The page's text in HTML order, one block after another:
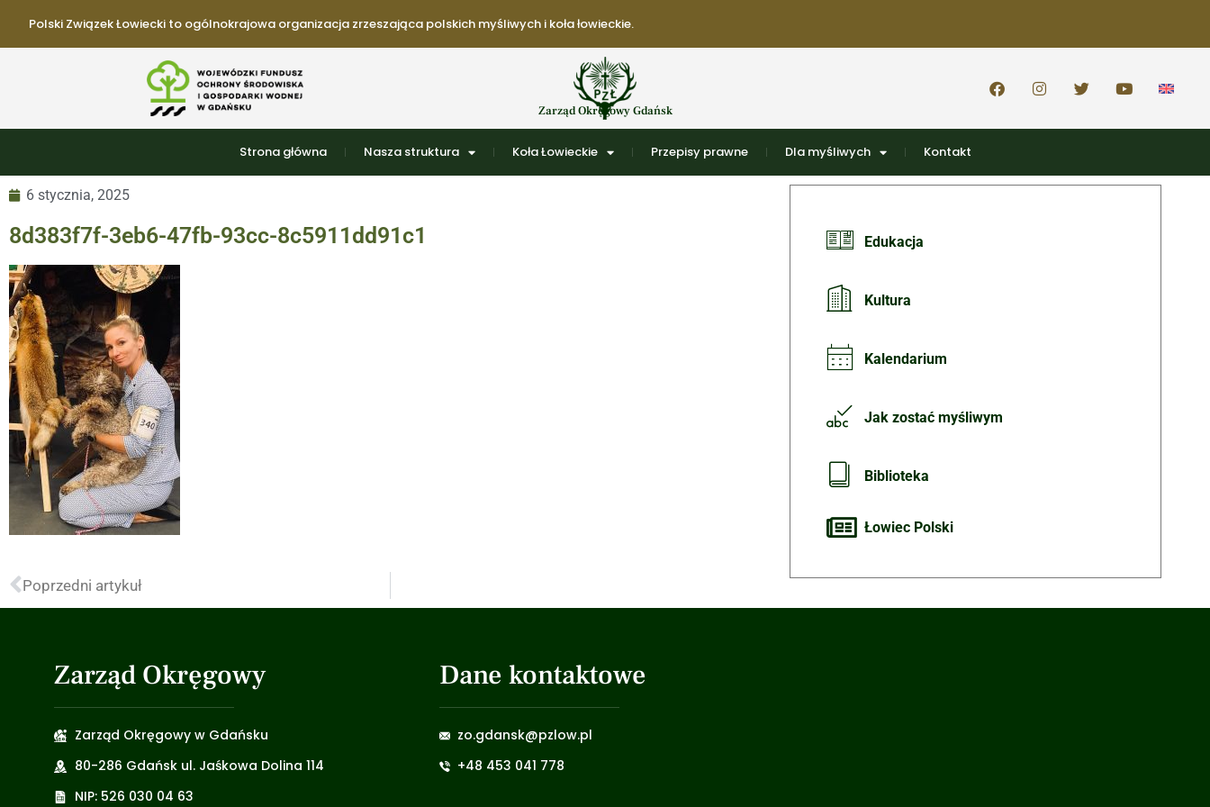
Polski Związek Łowiecki to ogólnokrajowa organizacja zrzeszająca polskich myśliwych i koła łowieckie.
Zarząd Okręgowy Gdańsk
Strona główna Nasza struktura Koła Łowieckie Przepisy prawne Dla myśliwych Kontakt
6 stycznia, 2025
8d383f7f-3eb6-47fb-93cc-8c5911dd91c1
Poprzedni artykuł
Edukacja
Kultura
Kalendarium
Jak zostać myśliwym
Biblioteka
Łowiec Polski
Zarząd Okręgowy
Zarząd Okręgowy w Gdańsku
80-286 Gdańsk ul. Jaśkowa Dolina 114
NIP: 526 030 04 63
Dane kontaktowe
zo.gdansk@pzlow.pl
+48 453 041 778